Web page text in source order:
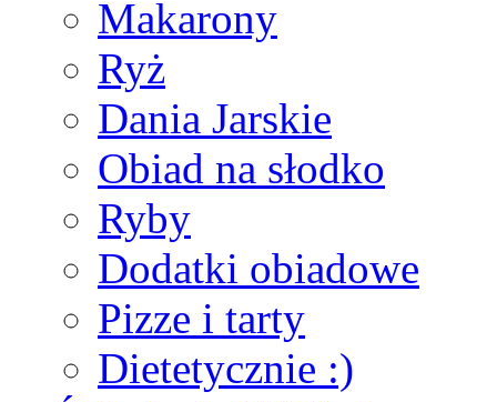
Makarony
Ryż
Dania Jarskie
Obiad na słodko
Ryby
Dodatki obiadowe
Pizze i tarty
Dietetycznie :)